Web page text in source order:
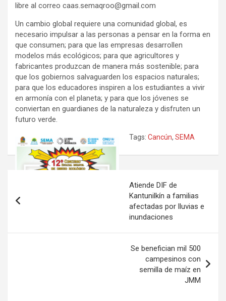
libre al correo caas.semaqroo@gmail.com
Un cambio global requiere una comunidad global, es
necesario impulsar a las personas a pensar en la forma en
que consumen; para que las empresas desarrollen
modelos más ecológicos; para que agricultores y
fabricantes produzcan de manera más sostenible; para
que los gobiernos salvaguarden los espacios naturales;
para que los educadores inspiren a los estudiantes a vivir
en armonía con el planeta; y para que los jóvenes se
conviertan en guardianes de la naturaleza y disfruten un
futuro verde.
Tags: Cancún, SEMA
de
Atiende DIF de
Kantunilkín a familias
afectadas por lluvias e
inundaciones
Se benefician mil 500
campesinos con
semilla de maíz en
JMM